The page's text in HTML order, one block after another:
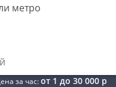
метро
за час:от 1 до 30 000р